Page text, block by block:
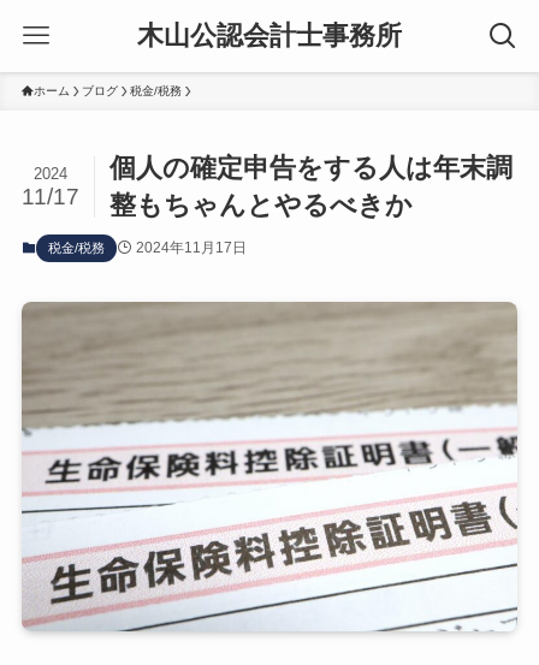
木山公認会計士事務所
ホーム ブログ 税金/税務
個人の確定申告をする人は年末調
整もちゃんとやるべきか
2024
11/17
税金/税務 2024年11月17日